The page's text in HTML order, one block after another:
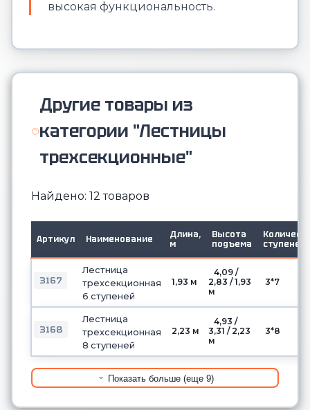
высокая функциональность.
Другие товары из
категории "Лестницы
трехсекционные"
Найдено: 12 товаров
Артикул Наименование
Длина,
м
Высота
подъема
ступеней
3167
Лестница
трехсекционная
6 ступеней
1,93 м
4,09 /
2,83 / 1,93
м
3*7
3168
Лестница
трехсекционная
8 ступеней
2,23 м
4,93 /
3,31 / 2,23
м
3*8
Показать больше (еще 9)